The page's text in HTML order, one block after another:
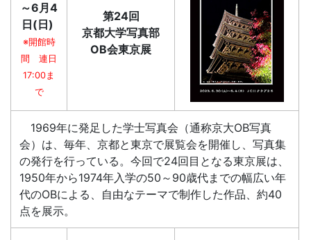
～6月4
日(日)
※開館時
間 連日
17:00ま
で
第24回
京都大学写真部
OB会東京展
1969年に発足した学士写真会（通称京大OB写真
会）は、毎年、京都と東京で展覧会を開催し、写真集
の発行を行っている。今回で24回目となる東京展は、
1950年から1974年入学の50～90歳代までの幅広い年
代のOBによる、自由なテーマで制作した作品、約40
点を展示。